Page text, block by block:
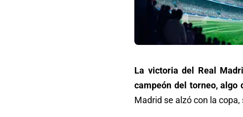
La victoria del Real
campeón del torneo, algo
Madrid se alzó con la